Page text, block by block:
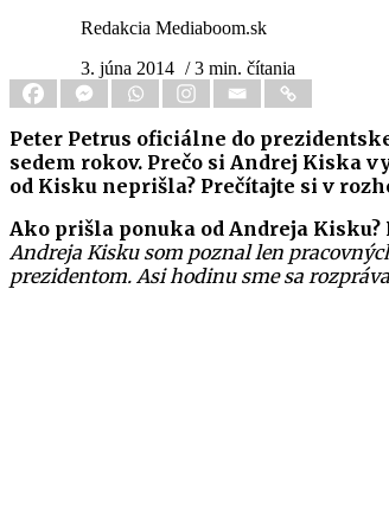
Redakcia Mediaboom.sk
3. júna 2014 / 3 min. čítania
Peter Petrus oficiálne do
sedem rokov. Prečo si Andrej Kiska
od Kisku neprišla? Prečítajte si v
Ako prišla ponuka od Andreja
Andreja Kisku som poznal len
prezidentom. Asi hodinu sme sa